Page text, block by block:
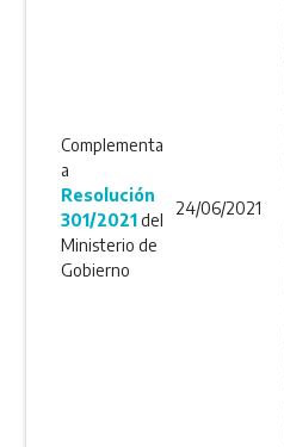
Complementa
a
Resolución
301/2021del
Ministerio de
Gobierno
24/06/2021